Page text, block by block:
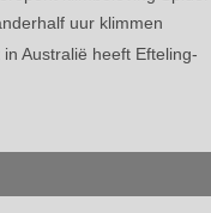
uur klimmen
Australië heeft Efteling-